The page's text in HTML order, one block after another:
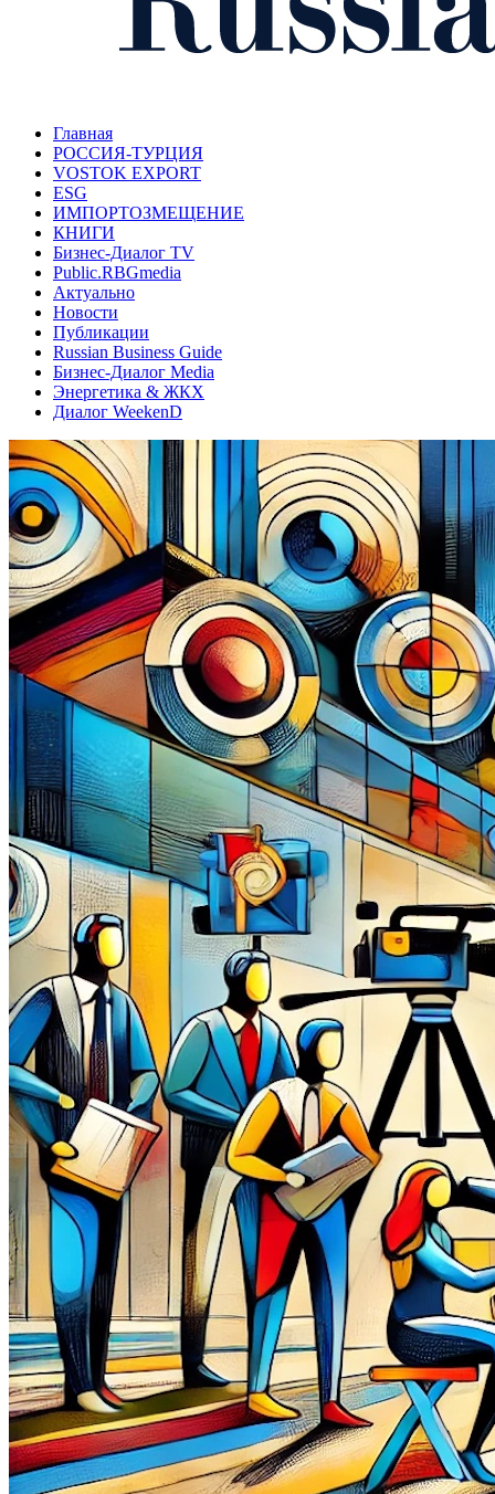
Главная
РОССИЯ-ТУРЦИЯ
VOSTOK EXPORT
ESG
ИМПОРТОЗМЕЩЕНИЕ
КНИГИ
Бизнес-Диалог TV
Public.RBGmedia
Актуально
Новости
Публикации
Russian Business Guide
Бизнес-Диалог Media
Энергетика & ЖКХ
Диалог WeekenD